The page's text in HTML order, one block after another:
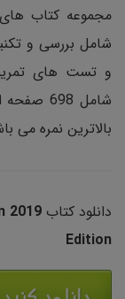
مجموعه کتاب های
شامل بررسی و
و تست های
شامل
بالاترین نمره می
دانلود کتاب 2019
Edition